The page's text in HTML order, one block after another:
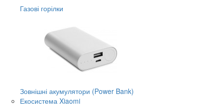
Газові горілки
Зовнішні акумулятори (Power Bank)
Екосистема Xiaomi